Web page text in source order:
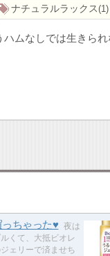
ナチュラルラックス 1
ムなしでは生きら
っちゃった♥
夜は
ルくて、大抵ビオレ
ェリーで済ませち